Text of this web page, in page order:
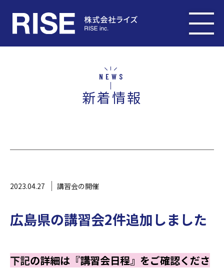
NEWS
新着情報
2023.04.27 講習会の開催
広島県の講習会2件追加しました
下記の詳細は『講習会日程』をご確認くださ